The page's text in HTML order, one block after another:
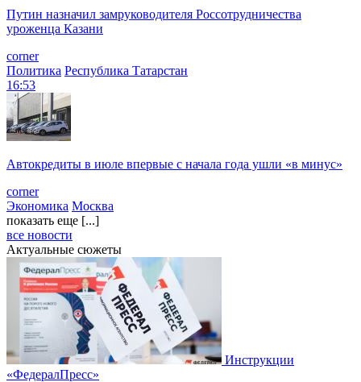
Путин назначил замруководителя Россотрудничества
уроженца Казани
corner
Политика Республика Татарстан
16:53
Автокредиты в июле впервые с начала года ушли «в минус»
corner
Экономика Москва
показать еще [...]
все новости
Актуальные сюжеты
Инструкции
«ФедералПресс»